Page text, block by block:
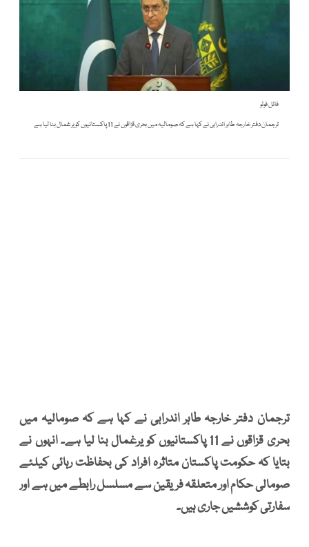
فائل فوٹو
ترجمان دفتر خارجہ طاہر اندرابی نے کہا ہے کہ صومالیہ میں بحری قزاقوں نے 11 پاکستانیوں کو یرغمال بنا لیا ہے
ترجمان دفتر خارجہ طاہر اندرابی نے کہا ہے کہ صومالیہ میں
بحری قزاقوں نے 11 پاکستانیوں کو یرغمال بنا لیا ہے۔ انہوں نے
بتایا کہ حکومت پاکستان متاثرہ افراد کی بحفاظت رہائی کیلئے
صومالی حکام اور متعلقہ فریقین سے مسلسل رابطے میں ہے اور
سفارتی کوششیں جاری ہیں۔